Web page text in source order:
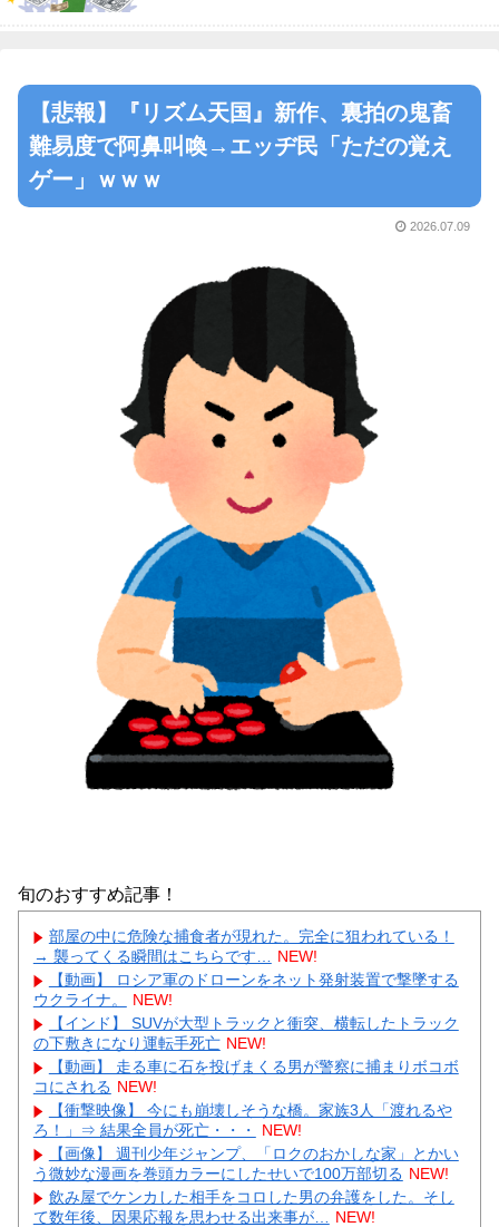
【悲報】『リズム天国』新作、裏拍の鬼畜
難易度で阿鼻叫喚→エッヂ民「ただの覚え
ゲー」ｗｗｗ
2026.07.09
旬のおすすめ記事！
部屋の中に危険な捕食者が現れた。完全に狙われている！
→ 襲ってくる瞬間はこちらです…
NEW!
【動画】 ロシア軍のドローンをネット発射装置で撃墜する
ウクライナ。
NEW!
【インド】 SUVが大型トラックと衝突、横転したトラック
の下敷きになり運転手死亡 NEW!
【動画】 走る車に石を投げまくる男が警察に捕まりボコボ
コにされる NEW!
【衝撃映像】 今にも崩壊しそうな橋。家族3人「渡れるや
ろ！」⇒ 結果全員が死亡・・・
NEW!
【画像】 週刊少年ジャンプ、「ロクのおかしな家」とかい
う微妙な漫画を巻頭カラーにしたせいで100万部切る NEW!
飲み屋でケンカした相手をコロした男の弁護をした。そし
て数年後、因果応報を思わせる出来事が…
NEW!